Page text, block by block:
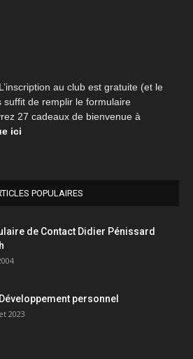
L’inscription au club est gratuite (et le
suffit de remplir le formulaire
27 cadeaux de bienvenue à
ici
POPULAIRES
de Contact Didier Pénissard
personnel
2023